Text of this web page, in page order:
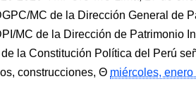
MC de la Dirección General de
MC de la Dirección de Patrimonio
la Constitución Política del Perú
construcciones,
miércoles,